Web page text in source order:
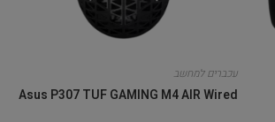
עכברים למחשב
Asus P307 TUF GAMING M4 AIR Wired